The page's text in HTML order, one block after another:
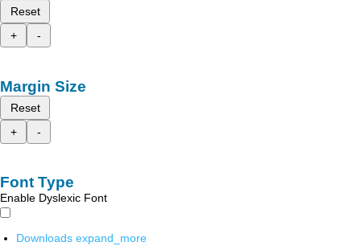
Reset
+
-
Margin Size
Reset
+
-
Font Type
Enable Dyslexic Font
Downloads expand_more